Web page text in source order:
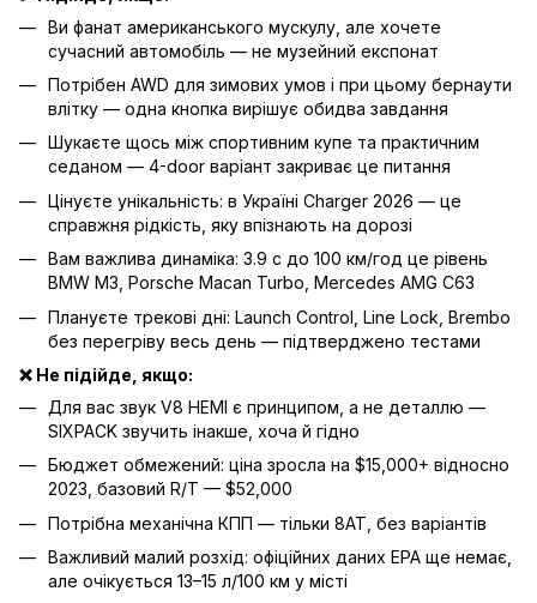
Ви фанат американського мускулу, але хочете
сучасний автомобіль — не музейний експонат
Потрібен AWD для зимових умов і при цьому бернаути
влітку — одна кнопка вирішує обидва завдання
Шукаєте щось між спортивним купе та практичним
седаном — 4-door варіант закриває це питання
Цінуєте унікальність: в Україні Charger 2026 — це
справжня рідкість, яку впізнають на дорозі
Вам важлива динаміка: 3.9 с до 100 км/год це рівень
BMW M3, Porsche Macan Turbo, Mercedes AMG C63
Плануєте трекові дні: Launch Control, Line Lock, Brembo
без перегріву весь день — підтверджено тестами
❌ Не підійде, якщо:
Для вас звук V8 HEMI є принципом, а не деталлю —
SIXPACK звучить інакше, хоча й гідно
Бюджет обмежений: ціна зросла на $15,000+ відносно
2023, базовий R/T — $52,000
Потрібна механічна КПП — тільки 8AT, без варіантів
Важливий малий розхід: офіційних даних EPA ще немає,
але очікується 13–15 л/100 км у місті